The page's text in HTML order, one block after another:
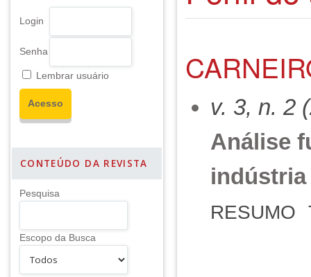
Login
Senha
Lembrar usuário
CONTEÚDO DA REVISTA
Pesquisa
Escopo da Busca
v. 3, n. 2
Análise
indústria
RESUMO